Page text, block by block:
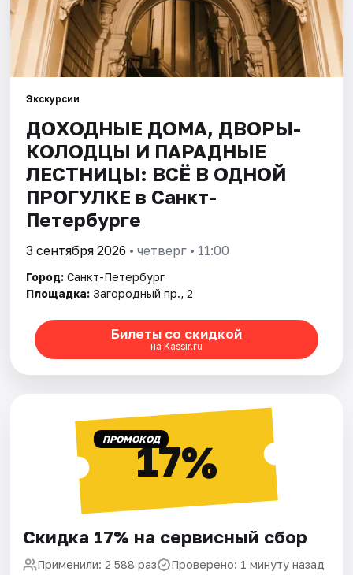
Экскурсии
ДОХОДНЫЕ ДОМА, ДВОРЫ-
КОЛОДЦЫ И ПАРАДНЫЕ
ЛЕСТНИЦЫ: ВСЁ В ОДНОЙ
ПРОГУЛКЕ в Санкт-
Петербурге
3 сентября 2026 • четверг • 11:00
Город: Санкт-Петербург
Площадка: Загородный пр., 2
Билеты со скидкой
на Kassir.ru
ПРОМОКОД17%
Скидка 17% на сервисный сбор
Применили: 2 588 раз Проверено: 1 минуту назад